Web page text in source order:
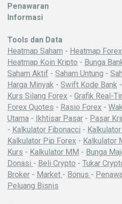
Penawaran
Informasi
Tools dan Data
Heatmap Saham - Heatmap Forex
Heatmap Koin Kripto - Bunga
Saham Aktif - Saham Untung -
Harga Minyak - Swift Kode Bank -
Kurs Silang Forex - Grafik Real-
Forex Quotes - Rasio Forex -
Utama - Ikhtisar Pasar - Pasar
- Kalkulator Fibonacci -
Kalkulator Pip Forex - Kalkulator
Kurs - Kalkulator MM - Bunga
Donasi - Beli Crypto - Tukar
Broker - Market - Bonus -
Peluang Bisnis